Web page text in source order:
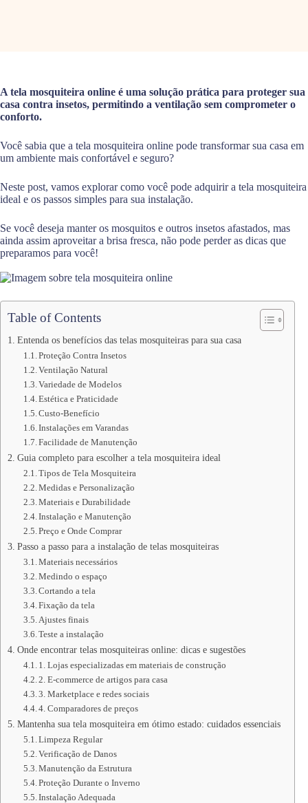
A tela mosquiteira online é uma solução prática para proteger sua
casa contra insetos, permitindo a ventilação sem comprometer o
conforto.
Você sabia que a tela mosquiteira online pode transformar sua casa em
um ambiente mais confortável e seguro?
Neste post, vamos explorar como você pode adquirir a tela mosquiteira
ideal e os passos simples para sua instalação.
Se você deseja manter os mosquitos e outros insetos afastados, mas
ainda assim aproveitar a brisa fresca, não pode perder as dicas que
preparamos para você!
Table of Contents
Entenda os benefícios das telas mosquiteiras para sua casa
Proteção Contra Insetos
Ventilação Natural
Variedade de Modelos
Estética e Praticidade
Custo-Benefício
Instalações em Varandas
Facilidade de Manutenção
Guia completo para escolher a tela mosquiteira ideal
Tipos de Tela Mosquiteira
Medidas e Personalização
Materiais e Durabilidade
Instalação e Manutenção
Preço e Onde Comprar
Passo a passo para a instalação de telas mosquiteiras
Materiais necessários
Medindo o espaço
Cortando a tela
Fixação da tela
Ajustes finais
Teste a instalação
Onde encontrar telas mosquiteiras online: dicas e sugestões
1. Lojas especializadas em materiais de construção
2. E-commerce de artigos para casa
3. Marketplace e redes sociais
4. Comparadores de preços
Mantenha sua tela mosquiteira em ótimo estado: cuidados essenciais
Limpeza Regular
Verificação de Danos
Manutenção da Estrutura
Proteção Durante o Inverno
Instalação Adequada